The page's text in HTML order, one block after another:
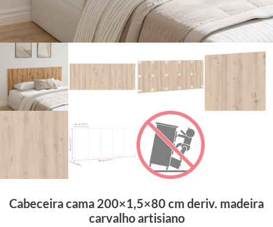
Cabeceira cama 200×1,5×80 cm deriv. madeira
carvalho artisiano